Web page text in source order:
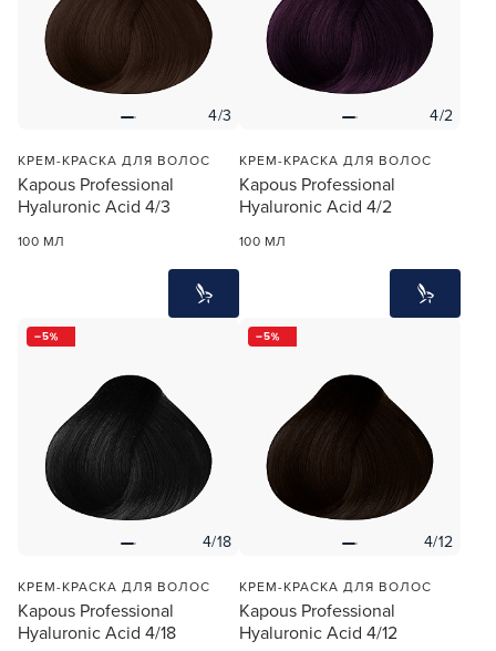
4/3
КРЕМ-КРАСКА ДЛЯ ВОЛОС
Kapous Professional
Hyaluronic Acid 4/3
100 МЛ
4/2
КРЕМ-КРАСКА ДЛЯ ВОЛОС
Kapous Professional
Hyaluronic Acid 4/2
100 МЛ
5
4/18
КРЕМ-КРАСКА ДЛЯ ВОЛОС
Kapous Professional
Hyaluronic Acid 4/18
5
4/12
КРЕМ-КРАСКА ДЛЯ ВОЛОС
Kapous Professional
Hyaluronic Acid 4/12